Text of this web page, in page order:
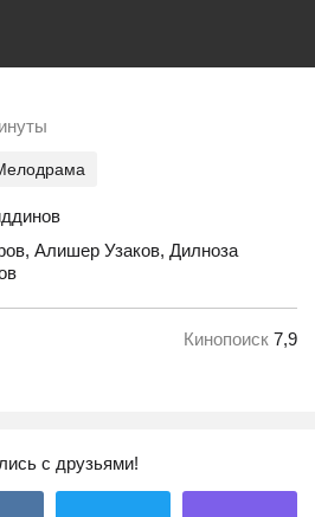
Алишер Узаков, Дилноза
Кинопоиск 7,9
с друзьями!